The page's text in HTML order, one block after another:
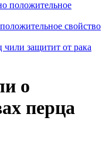
свойство
чили защитит от рака
о
перца